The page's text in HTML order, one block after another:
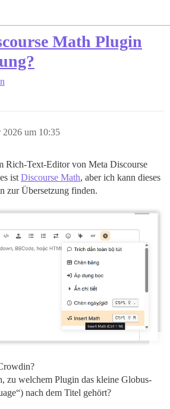
Math Plugin
2026 um 10:35
Rich-Text-Editor von Meta Discourse
ist Discourse Math, aber ich kann dieses
zur Übersetzung finden.
zu welchem Plugin das kleine Globus-
nach dem Titel gehört?